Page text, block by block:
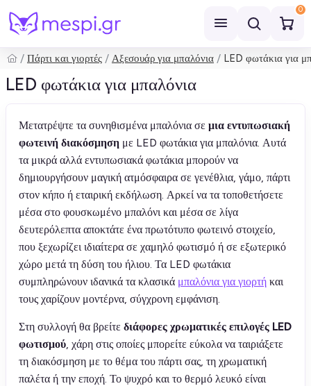
0
Αναζήτηση
Πάρτι και γιορτές Αξεσουάρ για μπαλόνια LED φωτάκια για
LED φωτάκια για μπαλόνια
Μετατρέψτε τα συνηθισμένα μπαλόνια σε μια εντυπωσιακή
φωτεινή διακόσμηση με LED φωτάκια για μπαλόνια. Αυτά
τα μικρά αλλά εντυπωσιακά φωτάκια μπορούν να
δημιουργήσουν μαγική ατμόσφαιρα σε γενέθλια, γάμο, πάρτι
στον κήπο ή εταιρική εκδήλωση. Αρκεί να τα τοποθετήσετε
μέσα στο φουσκωμένο μπαλόνι και μέσα σε λίγα
δευτερόλεπτα αποκτάτε ένα πρωτότυπο φωτεινό στοιχείο,
που ξεχωρίζει ιδιαίτερα σε χαμηλό φωτισμό ή σε εξωτερικό
χώρο μετά τη δύση του ήλιου. Τα LED φωτάκια
συμπληρώνουν ιδανικά τα κλασικά μπαλόνια για γιορτή και
τους χαρίζουν μοντέρνα, σύγχρονη εμφάνιση.
Στη συλλογή θα βρείτε διάφορες χρωματικές επιλογές LED
φωτισμού, χάρη στις οποίες μπορείτε εύκολα να ταιριάξετε
τη διακόσμηση με το θέμα του πάρτι σας, τη χρωματική
παλέτα ή την εποχή. Το ψυχρό και το θερμό λευκό είναι